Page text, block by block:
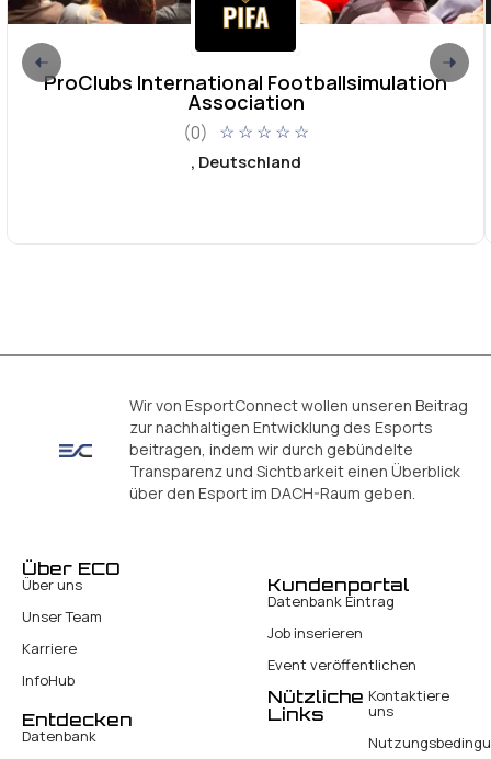
ProClubs International Footballsimulation
Association
(0) ☆ ☆ ☆ ☆ ☆
, Deutschland
Wir von EsportConnect wollen unseren Beitrag
zur nachhaltigen Entwicklung des Esports
beitragen, indem wir durch gebündelte
Transparenz und Sichtbarkeit einen Überblick
über den Esport im DACH-Raum geben.
Über ECO
Über uns
Unser Team
Karriere
InfoHub
Kundenportal
Datenbank Eintrag
Job inserieren
Event veröffentlichen
Entdecken
Datenbank
Nützliche
Links
Kontaktiere
uns